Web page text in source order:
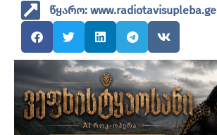
წყარო: www.radiotavisupleba.ge